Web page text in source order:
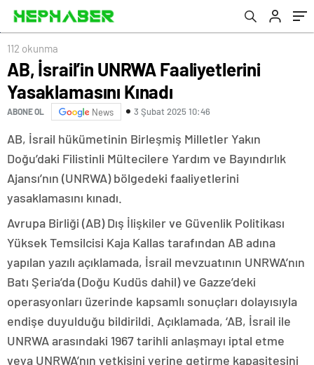
112 okunma
AB, İsrail’in UNRWA Faaliyetlerini
Yasaklamasını Kınadı
ABONE OL News 3 Şubat 2025 10:46
AB, İsrail hükümetinin Birleşmiş Milletler Yakın
Doğu’daki Filistinli Mültecilere Yardım ve Bayındırlık
Ajansı’nın (UNRWA) bölgedeki faaliyetlerini
yasaklamasını kınadı.
Avrupa Birliği (AB) Dış İlişkiler ve Güvenlik Politikası
Yüksek Temsilcisi Kaja Kallas tarafından AB adına
yapılan yazılı açıklamada, İsrail mevzuatının UNRWA’nın
Batı Şeria’da (Doğu Kudüs dahil) ve Gazze’deki
operasyonları üzerinde kapsamlı sonuçları dolayısıyla
endişe duyulduğu bildirildi. Açıklamada, ‘AB, İsrail ile
UNRWA arasındaki 1967 tarihli anlaşmayı iptal etme
veya UNRWA’nın yetkisini yerine getirme kapasitesini